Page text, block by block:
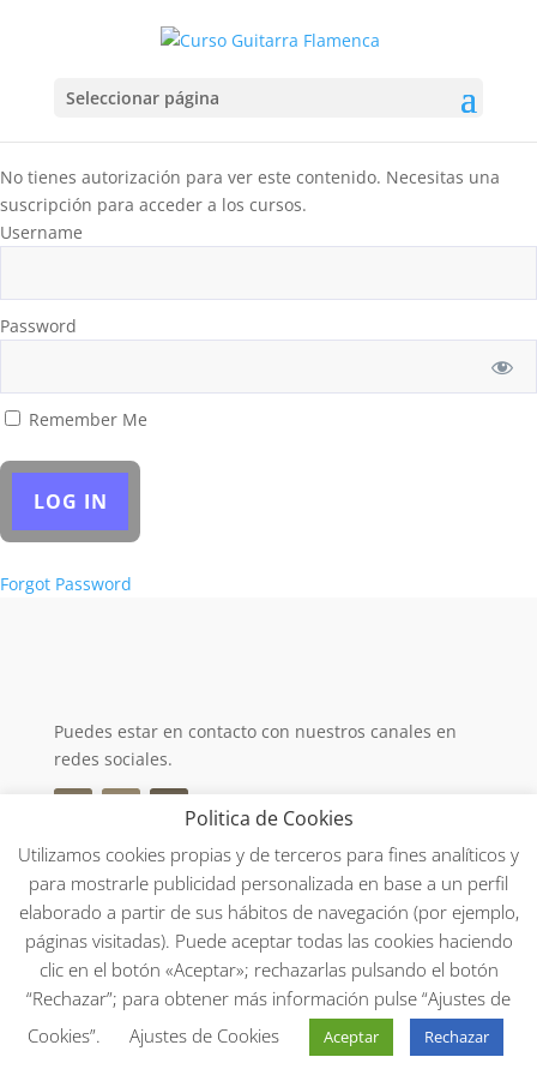
Seleccionar página
No tienes autorización para ver este contenido. Necesitas una
suscripción para acceder a los cursos.
Username
Password
Remember Me
Forgot Password
Puedes estar en contacto con nuestros canales en
redes sociales.
AVISO LEGAL
POLÍTIA DE COOKIES
POLÍTICA DE PRIVACIDAD
Politica de Cookies
Utilizamos cookies propias y de terceros para fines analíticos y
para mostrarle publicidad personalizada en base a un perfil
elaborado a partir de sus hábitos de navegación (por ejemplo,
páginas visitadas). Puede aceptar todas las cookies haciendo
clic en el botón «Aceptar»; rechazarlas pulsando el botón
“Rechazar”; para obtener más información pulse “Ajustes de
Cookies”.
Ajustes de Cookies Aceptar Rechazar